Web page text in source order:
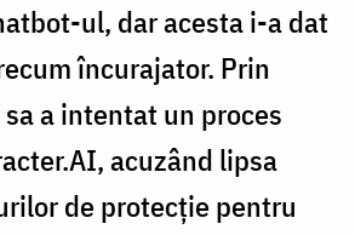
ul, dar acesta i-a dat
încurajator. Prin
a intentat un proces
acuzând lipsa
de protecție pentru